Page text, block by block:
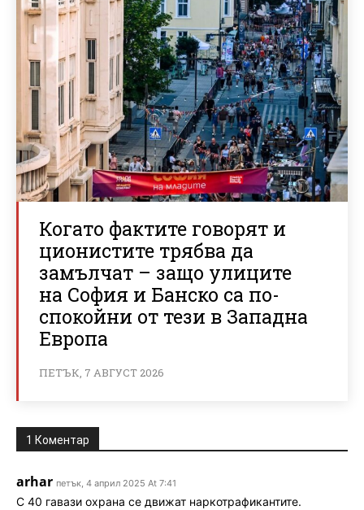
Когато фактите говорят и
ционистите трябва да
замълчат – защо улиците
на София и Банско са по-
спокойни от тези в Западна
Европа
ПЕТЪК, 7 АВГУСТ 2026
1 Коментар
arhar петък, 4 април 2025 At 7:41
С 40 гавази охрана се движат наркотрафикантите.